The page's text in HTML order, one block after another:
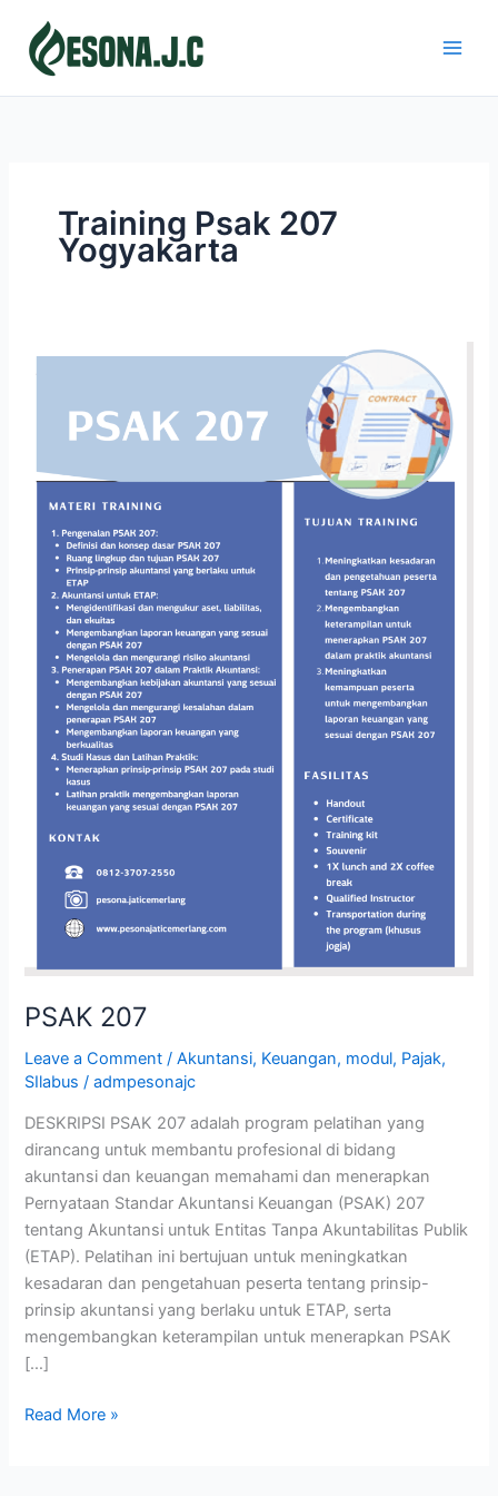
content
Training Psak 207
Yogyakarta
PSAK 207
Leave a Comment /Akuntansi, Keuangan, modul, Pajak,
SIlabus /admpesonajc
DESKRIPSI PSAK 207 adalah program pelatihan yang
dirancang untuk membantu profesional di bidang
akuntansi dan keuangan memahami dan menerapkan
Pernyataan Standar Akuntansi Keuangan (PSAK) 207
tentang Akuntansi untuk Entitas Tanpa Akuntabilitas Publik
(ETAP). Pelatihan ini bertujuan untuk meningkatkan
kesadaran dan pengetahuan peserta tentang prinsip-
prinsip akuntansi yang berlaku untuk ETAP, serta
mengembangkan keterampilan untuk menerapkan PSAK
[…]
PSAK
Read More »